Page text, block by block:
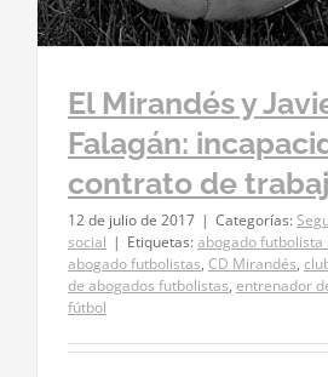
El Mirandés y
Falagán:
contrato de
12 de julio de 2017 | Categorías:
social | Etiquetas:abogado
abogado futbolistas, CD Mirandés,
de abogados futbolistas, entrenador
fútbol